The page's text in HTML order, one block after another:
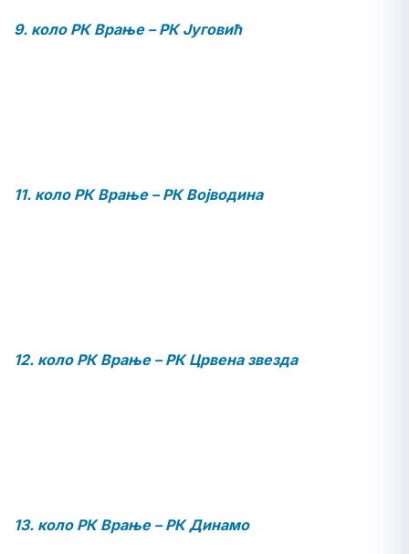
9. коло РК Врање – РК Југовић
11. коло РК Врање – РК Војводина
12. коло РК Врање – РК Црвена звезда
13. коло РК Врање – РК Динамо